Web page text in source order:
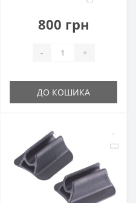
800 грн
- +
ДО КОШИКА